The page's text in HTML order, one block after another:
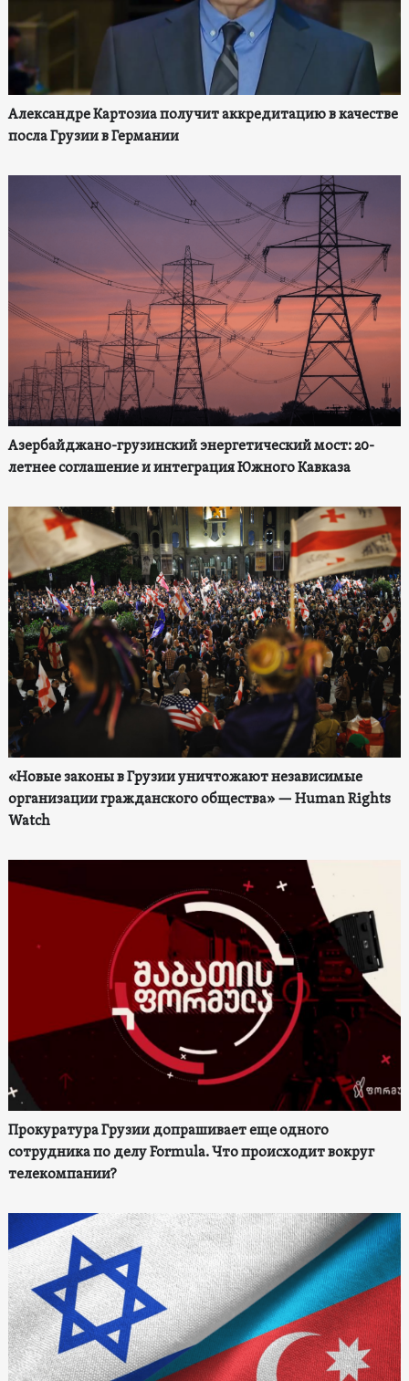
Александре Картозиа получит аккредитацию в качестве
посла Грузии в Германии
Азербайджано-грузинский энергетический мост: 20-
летнее соглашение и интеграция Южного Кавказа
«Новые законы в Грузии уничтожают независимые
организации гражданского общества» — Human Rights
Watch
Прокуратура Грузии допрашивает еще одного
сотрудника по делу Formula. Что происходит вокруг
телекомпании?